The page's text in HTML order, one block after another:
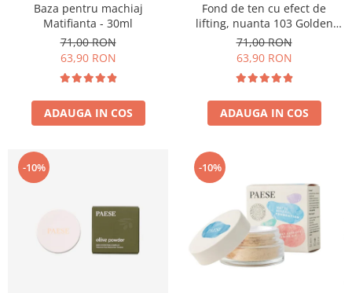
Baza pentru machiaj
Matifianta - 30ml
71,00 RON
63,90 RON
ADAUGA IN COS
Fond de ten cu efect de
lifting, nuanta 103 Golden
Beige - 30ml
71,00 RON
63,90 RON
ADAUGA IN COS
-10% -10%